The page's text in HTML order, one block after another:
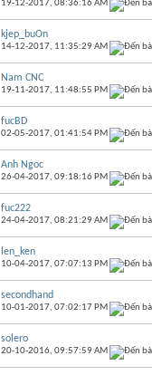
19-12-2017,08:36:16 AM
kjep_buOn
14-12-2017, 11:35:29 AM
Nam CNC
19-11-2017, 11:48:55 PM
fucBD
02-05-2017,01:41:54 PM
Anh Ngoc
26-04-2017,09:18:16 PM
fuc222
24-04-2017,08:21:29 AM
len_ken
10-04-2017,07:07:13 PM
secondhand
10-01-2017,07:02:17 PM
solero
20-10-2016,09:57:59 AM